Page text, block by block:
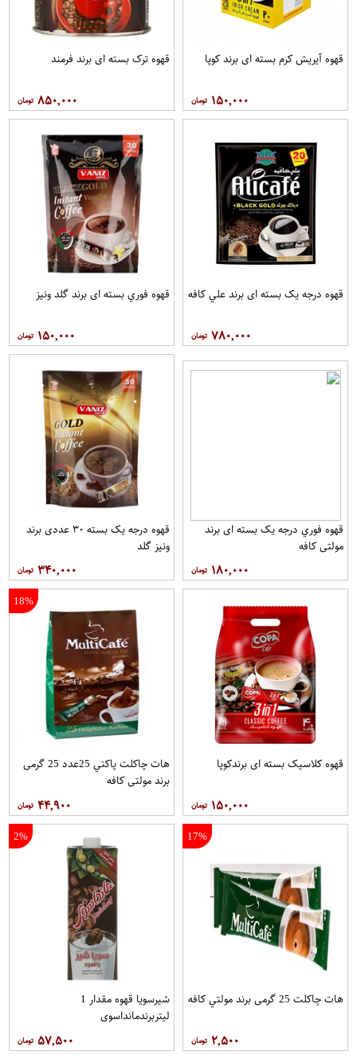
قهوه آيريش کرم بسته ای برند کوپا
۱۵۰,۰۰۰
قهوه ترک بسته ای برند فرمند
۸۵۰,۰۰۰
قهوه درجه یک بسته ای برند علي کافه
۷۸۰,۰۰۰
قهوه فوري بسته ای برند گلد ونيز
۱۵۰,۰۰۰
قهوه فوري درجه یک بسته ای برند
مولتي کافه
۱۸۰,۰۰۰
قهوه درجه یک بسته ۳۰ عددی برند
ونيز گلد
۳۴۰,۰۰۰
قهوه کلاسيک بسته ای برندکوپا
۱۵۰,۰۰۰
18%
هات چاکلت پاکتي 25عدد 25 گرمی
برند مولتي کافه
۴۴,۹۰۰
17%
هات چاکلت 25 گرمی برند مولتي کافه
۲,۵۰۰
2%
شیرسویا قهوه مقدار 1
لیتربرندمانداسوی
۵۷,۵۰۰